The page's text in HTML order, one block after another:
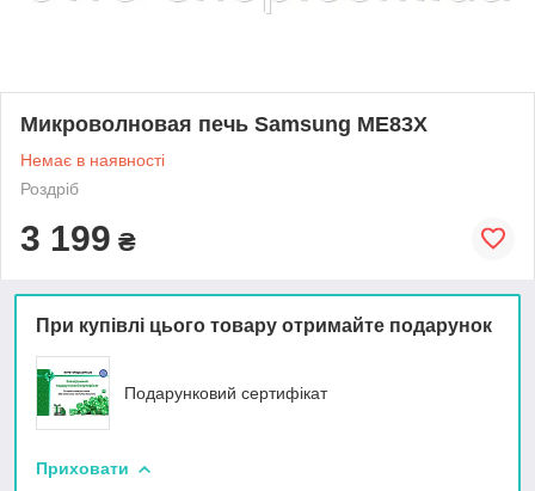
Микроволновая печь Samsung ME83X
Немає в наявності
Роздріб
3 199 ₴
При купівлі цього товару отримайте подарунок
Подарунковий сертифікат
Приховати